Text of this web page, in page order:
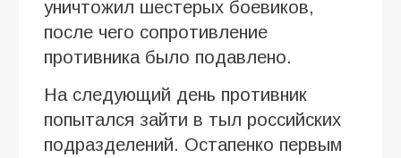
уничтожил шестерых боевиков,
после чего сопротивление
противника было подавлено.
На следующий день противник
попытался зайти в тыл российских
подразделений. Остапенко первым